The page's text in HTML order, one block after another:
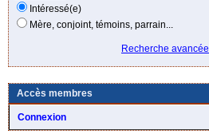
Intéressé(e)
Mère, conjoint, témoins, parrain...
Recherche avancée
Accès membres
Connexion